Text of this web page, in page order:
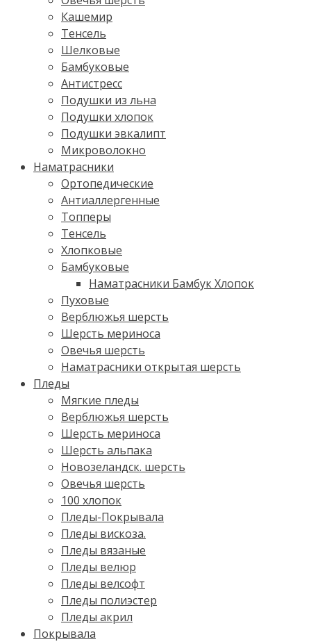
Кашемир
Тенсель
Шелковые
Бамбуковые
Антистресс
Подушки из льна
Подушки хлопок
Подушки эвкалипт
Микроволокно
Наматрасники
Ортопедические
Антиаллергенные
Топперы
Тенсель
Хлопковые
Бамбуковые
Наматрасники Бамбук Хлопок
Пуховые
Верблюжья шерсть
Шерсть мериноса
Овечья шерсть
Наматрасники открытая шерсть
Пледы
Мягкие пледы
Верблюжья шерсть
Шерсть мериноса
Шерсть альпака
Новозеландск. шерсть
Овечья шерсть
100 хлопок
Пледы-Покрывала
Пледы вискоза.
Пледы вязаные
Пледы велюр
Пледы велсофт
Пледы полиэстер
Пледы акрил
Покрывала